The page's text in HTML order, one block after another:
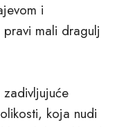
i
mali dragulj
koja nudi